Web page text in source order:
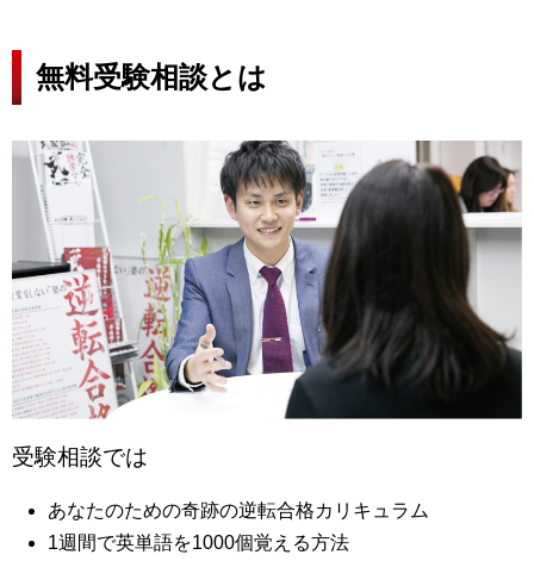
無料受験相談とは
受験相談では
あなたのための奇跡の逆転合格カリキュラム
1週間で英単語を1000個覚える方法